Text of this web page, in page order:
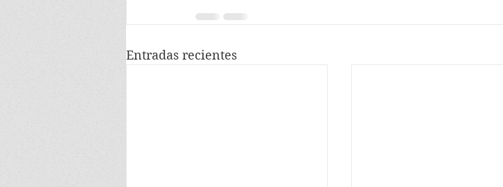
Entradas recientes